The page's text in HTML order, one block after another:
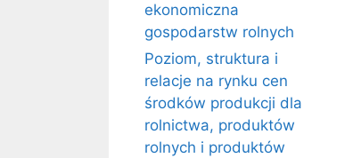
ekonomiczna
gospodarstw rolnych
Poziom, struktura i
relacje na rynku cen
środków produkcji dla
rolnictwa, produktów
rolnych i produktów